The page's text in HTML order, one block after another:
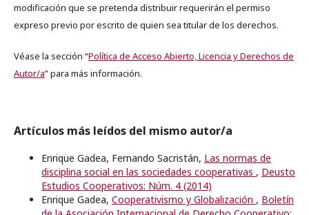
modificación que se pretenda distribuir requerirán el permiso
expreso previo por escrito de quien sea titular de los derechos.
Véase la sección “Política de Acceso Abierto, Licencia y Derechos de
Autor/a” para más información.
Artículos más leídos del mismo autor/a
Enrique Gadea, Fernando Sacristán, Las normas de
disciplina social en las sociedades cooperativas , Deusto
Estudios Cooperativos: Núm. 4 (2014)
Enrique Gadea, Cooperativismo y Globalización , Boletín